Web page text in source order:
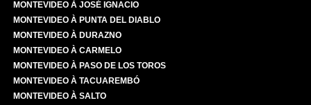
MONTEVIDEO À JOSÉ IGNACIO
MONTEVIDEO À PUNTA DEL DIABLO
MONTEVIDEO À DURAZNO
MONTEVIDEO À CARMELO
MONTEVIDEO À PASO DE LOS TOROS
MONTEVIDEO À TACUAREMBÓ
MONTEVIDEO À SALTO